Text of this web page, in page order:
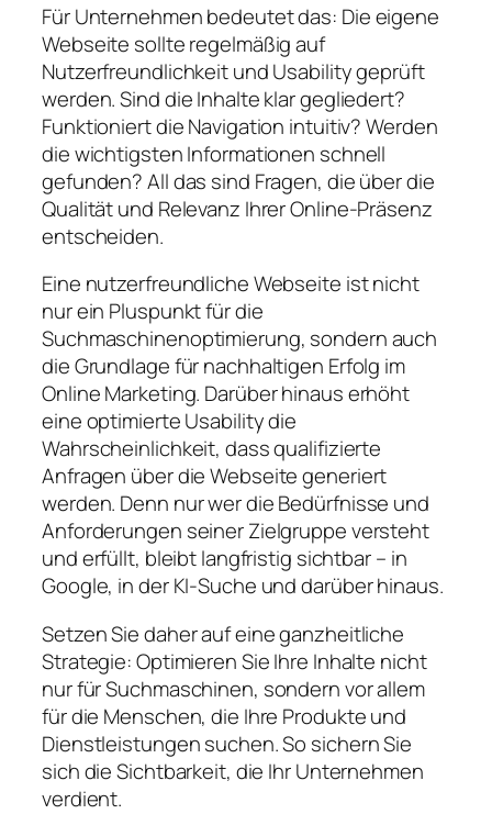
Für Unternehmen bedeutet das: Die eigene
Webseite sollte regelmäßig auf
Nutzerfreundlichkeit und Usability geprüft
werden. Sind die Inhalte klar gegliedert?
Funktioniert die Navigation intuitiv? Werden
die wichtigsten Informationen schnell
gefunden? All das sind Fragen, die über die
Qualität und Relevanz Ihrer Online-Präsenz
entscheiden.
Eine nutzerfreundliche Webseite ist nicht
nur ein Pluspunkt für die
Suchmaschinenoptimierung, sondern auch
die Grundlage für nachhaltigen Erfolg im
Online Marketing. Darüber hinaus erhöht
eine optimierte Usability die
Wahrscheinlichkeit, dass qualifizierte
Anfragen über die Webseite generiert
werden. Denn nur wer die Bedürfnisse und
Anforderungen seiner Zielgruppe versteht
und erfüllt, bleibt langfristig sichtbar – in
Google, in der KI-Suche und darüber hinaus.
Setzen Sie daher auf eine ganzheitliche
Strategie: Optimieren Sie Ihre Inhalte nicht
nur für Suchmaschinen, sondern vor allem
für die Menschen, die Ihre Produkte und
Dienstleistungen suchen. So sichern Sie
sich die Sichtbarkeit, die Ihr Unternehmen
verdient.